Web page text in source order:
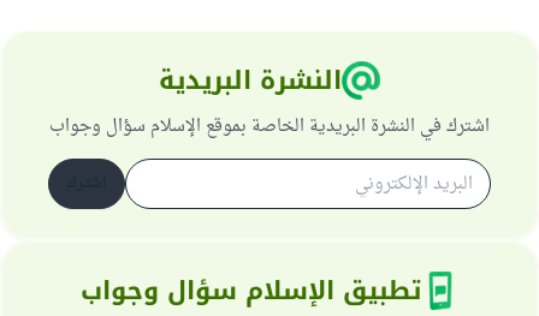
النشرة البريدية
اشترك في النشرة البريدية الخاصة بموقع الإسلام سؤال وجواب
تطبيق الإسلام سؤال وجواب